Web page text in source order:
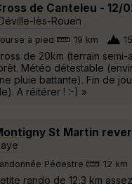
de Canteleu - 12/
lès-Rouen
à pied 19 km
de 20km (terrain
Météo détestable
pluie battante). Fin de
A réitérer ! :-) »
St Martin
Pédestre 12 km
rando de 12,3 km